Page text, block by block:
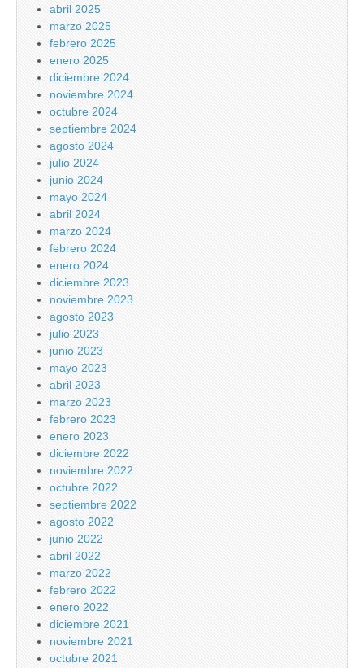
abril 2025
marzo 2025
febrero 2025
enero 2025
diciembre 2024
noviembre 2024
octubre 2024
septiembre 2024
agosto 2024
julio 2024
junio 2024
mayo 2024
abril 2024
marzo 2024
febrero 2024
enero 2024
diciembre 2023
noviembre 2023
agosto 2023
julio 2023
junio 2023
mayo 2023
abril 2023
marzo 2023
febrero 2023
enero 2023
diciembre 2022
noviembre 2022
octubre 2022
septiembre 2022
agosto 2022
junio 2022
abril 2022
marzo 2022
febrero 2022
enero 2022
diciembre 2021
noviembre 2021
octubre 2021